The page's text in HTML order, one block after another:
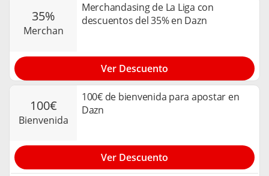
35%
merchan
Merchandasing de La Liga con
descuentos del 35% en Dazn
Ver Descuento
100€
bienvenida
100€ de bienvenida para apostar en
Dazn
Ver Descuento